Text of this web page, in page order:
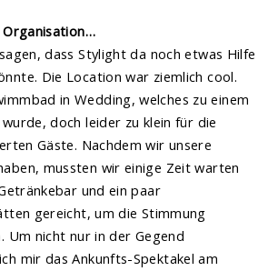
Organisation…
dass Stylight da noch etwas Hilfe
Die Location war ziemlich cool.
in Wedding, welches zu einem
doch leider zu klein für die
Gäste. Nachdem wir unsere
mussten wir einige Zeit warten
und ein paar
gereicht, um die Stimmung
Um nicht nur in der Gegend
mir das Ankunfts-Spektakel am